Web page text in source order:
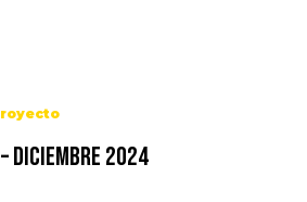
DICIEMBRE 2024